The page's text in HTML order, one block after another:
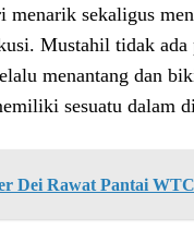
sekaligus
Mustahil tidak ada
menantang dan
sesuatu dalam
Dei Rawat Pantai WTC